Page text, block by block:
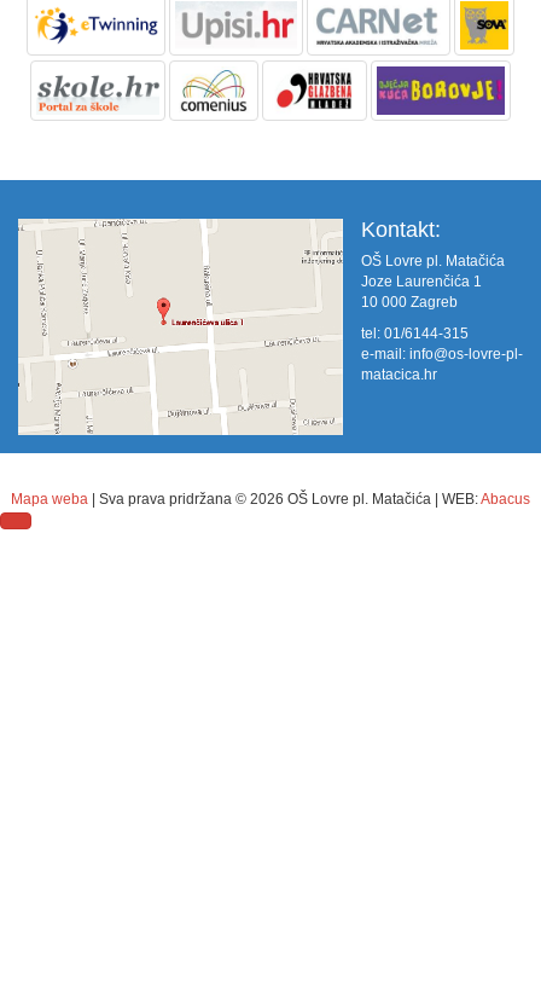
Kontakt:
OŠ Lovre pl. Matačića
Joze Laurenčića 1
10 000 Zagreb
tel: 01/6144-315
e-mail: info@os-lovre-pl-
matacica.hr
Mapa weba | Sva prava pridržana © 2026 OŠ Lovre pl. Matačića | WEB:Abacus